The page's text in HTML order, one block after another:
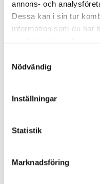
annons- och
Dessa kan i sin tur
information som du har
samlat in när du har
Nödvändig
Inställningar
Statistik
Marknadsföring
Föreningen
Dokument
ÅRSREDOVISNING-